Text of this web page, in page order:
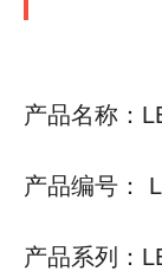
产品名称：
产品编号：
产品系列：